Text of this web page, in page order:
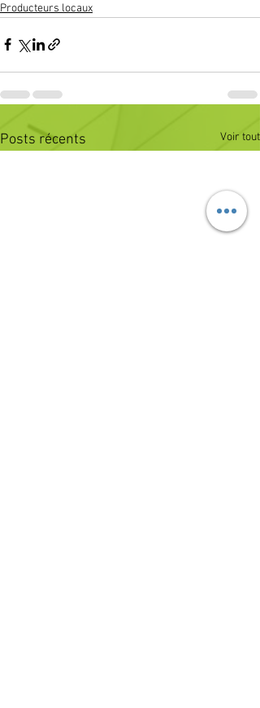
Producteurs locaux
Posts récents Voir tout